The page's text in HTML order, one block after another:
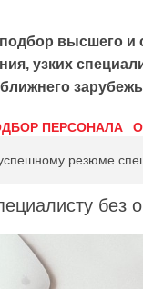
высшего и
узких
ПЕРСОНАЛА
резюме
без